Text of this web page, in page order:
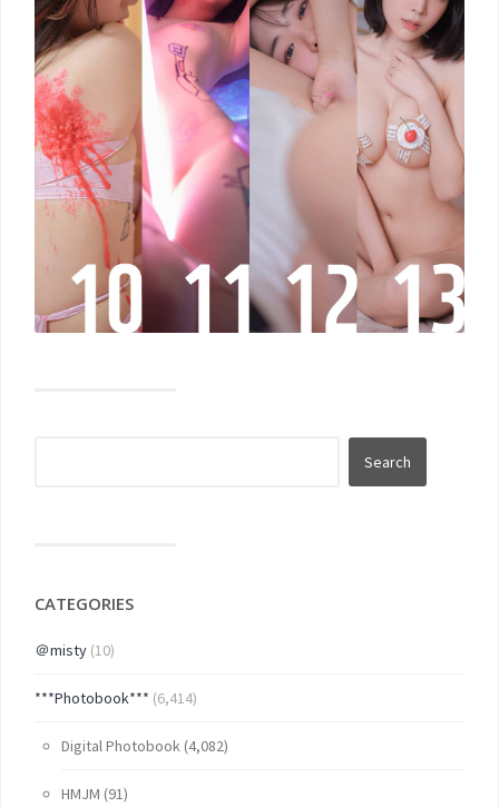
CATEGORIES
＠misty (10)
***Photobook*** (6,414)
Digital Photobook (4,082)
HMJM (91)